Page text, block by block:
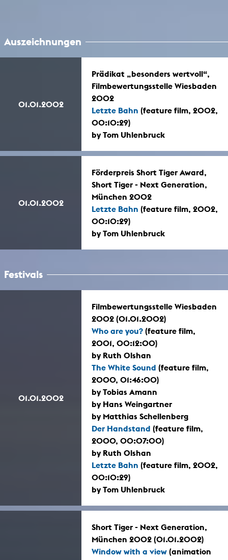
Auszeichnungen
01.01.2002
Prädikat „besonders wertvoll“,
Filmbewertungsstelle Wiesbaden
2002
Letzte Bahn (feature film, 2002,
00:10:29)
by Tom Uhlenbruck
01.01.2002
Förderpreis Short Tiger Award,
Short Tiger - Next Generation,
München 2002
Letzte Bahn (feature film, 2002,
00:10:29)
by Tom Uhlenbruck
Festivals
01.01.2002
Filmbewertungsstelle Wiesbaden
2002 (01.01.2002)
Who are you? (feature film,
2001, 00:12:00)
by Ruth Olshan
The White Sound (feature film,
2000, 01:46:00)
by Tobias Amann
by Hans Weingartner
by Matthias Schellenberg
Der Handstand (feature film,
2000, 00:07:00)
by Ruth Olshan
Letzte Bahn (feature film, 2002,
00:10:29)
by Tom Uhlenbruck
Short Tiger - Next Generation,
München 2002 (01.01.2002)
Window with a view (animation